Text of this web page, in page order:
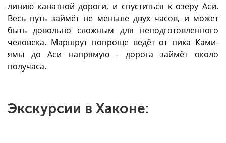
линию канатной дороги, и спуститься к озеру Аси.
Весь путь займёт не меньше двух часов, и может
быть довольно сложным для неподготовленного
человека. Маршрут попроще ведёт от пика Ками-
ямы до Аси напрямую - дорога займёт около
получаса.
Экскурсии в Хаконе: